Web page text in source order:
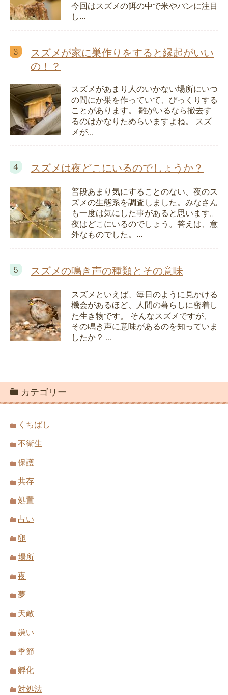
今回はスズメの餌の中で米やパンに注目
し...
スズメが家に巣作りをすると縁起がいい
の！？
スズメがあまり人のいかない場所にいつ
の間にか巣を作っていて、びっくりする
ことがあります。 雛がいるなら撤去す
るのはかなりためらいますよね。 スズ
メが...
スズメは夜どこにいるのでしょうか？
普段あまり気にすることのない、夜のス
ズメの生態系を調査しました。みなさん
も一度は気にした事があると思います。
夜はどこにいるのでしょう。答えは、意
外なものでした。...
スズメの鳴き声の種類とその意味
スズメといえば、毎日のように見かける
機会があるほど、人間の暮らしに密着し
た生き物です。 そんなスズメですが、
その鳴き声に意味があるのを知っていま
したか？ ...
カテゴリー
くちばし
不衛生
保護
共存
処置
占い
卵
場所
夜
夢
天敵
嫌い
季節
孵化
対処法